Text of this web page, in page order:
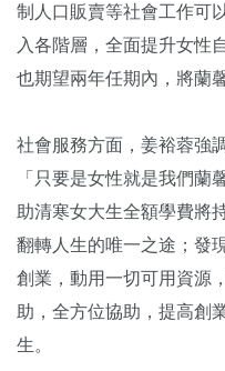
制人口販賣等社會工作可
入各階層，全面提升女性
也期望兩年任期內，將蘭
社會服務方面，姜裕蓉強
「只要是女性就是我們蘭
助清寒女大生全額學費將
翻轉人生的唯一之途；發
創業，動用一切可用資源
助，全方位協助，提高創
生。